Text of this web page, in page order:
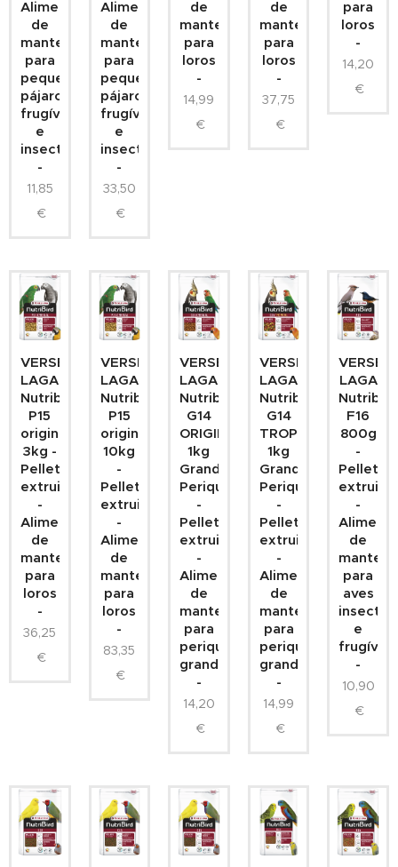
Alimento
de
mantenimiento
para
pequeños
pájaros
frugívoros
e
insectívoros
-
11,85
€
Alimento
de
mantenimiento
para
pequeños
pájaros
frugívoros
e
insectívoros
-
33,50
€
de
mantenimiento
para
loros
-
14,99
€
de
mantenimiento
para
loros
-
37,75
€
para
loros
-
14,20
€
VERSELE
LAGA
Nutribird
P15
original
3kg -
Pellets
extruidos
-
Alimento
de
mantenimiento
para
loros
-
36,25
€
VERSELE
LAGA
Nutribird
P15
original
10kg
-
Pellets
extruidos
-
Alimento
de
mantenimiento
para
loros
-
83,35
€
VERSELE
LAGA
Nutribird
G14
ORIGINAL
1kg
Grandes
Periquitos
-
Pellets
extruidos
-
Alimento
de
mantenimiento
para
periquitos
grandes
-
14,20
€
VERSELE
LAGA
Nutribird
G14
TROPICAL
1kg
Grandes
Periquitos
-
Pellets
extruidos
-
Alimento
de
mantenimiento
para
periquitos
grandes
-
14,99
€
LAGA
Nutribird
F16
800g
-
Pellets
-
de
para
aves
e
-
10,90
€